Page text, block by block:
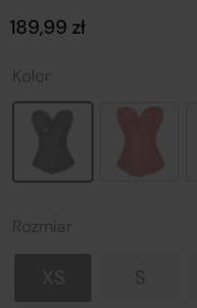
189,99 zł
Kolor
Rozmiar
XS S